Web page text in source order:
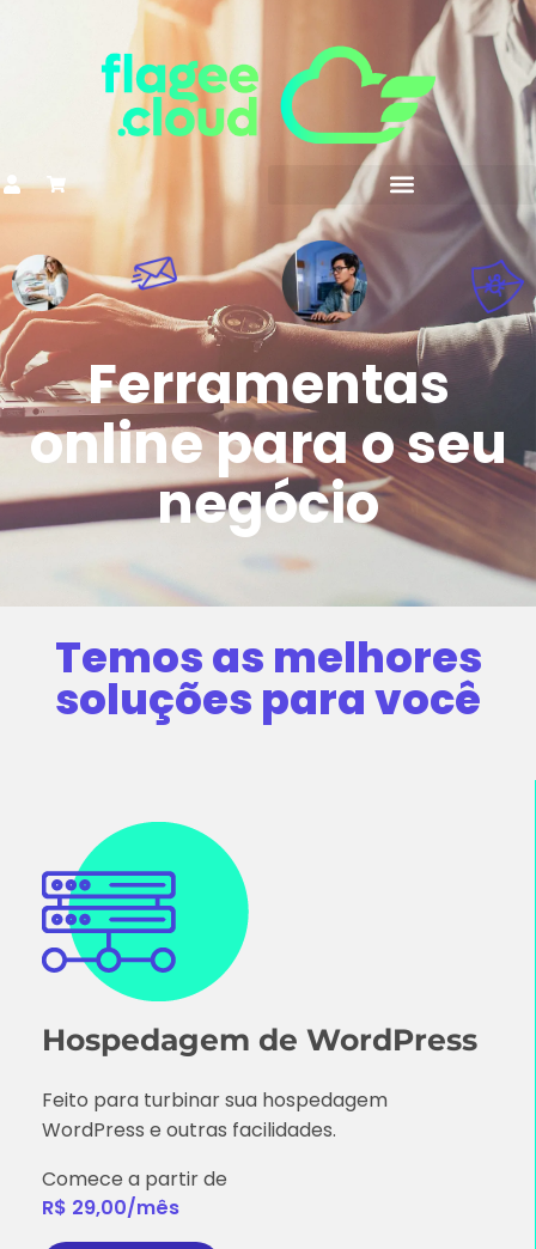
Ferramentas
online parao seu
negócio
Temos as melhores
soluções para você
Hospedagem de WordPress
Feito para turbinar sua hospedagem
WordPress e outras facilidades.
Comece a partir de
R$ 29,00/mês